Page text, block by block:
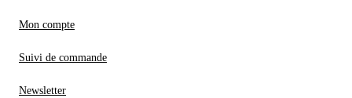
Mon compte
Suivi de commande
Newsletter